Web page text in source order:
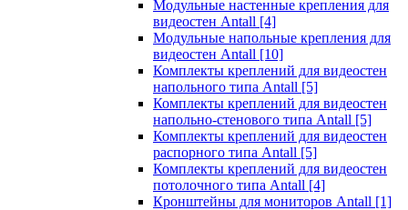
Модульные настенные крепления для
видеостен Antall [4]
Модульные напольные крепления для
видеостен Antall [10]
Комплекты креплений для видеостен
напольного типа Antall [5]
Комплекты креплений для видеостен
напольно-стенового типа Antall [5]
Комплекты креплений для видеостен
распорного типа Antall [5]
Комплекты креплений для видеостен
потолочного типа Antall [4]
Кронштейны для мониторов Antall [1]